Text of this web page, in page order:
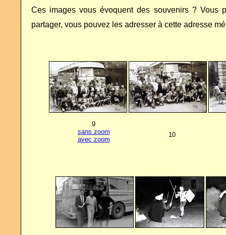
Ces images vous évoquent des souvenirs ? Vous
partager, vous pouvez les adresser à cette adresse
9
sans zoom
avec zoom
10